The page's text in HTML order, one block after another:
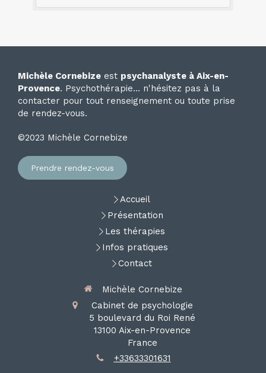
Michèle Cornebize est psychanalyste à Aix-en-
Provence. Psychothérapie... n'hésitez pas à la
contacter pour tout renseignement ou toute prise
de rendez-vous.
©2023 Michèle Cornebize
Prendre rendez-vous
Accueil
Présentation
Les thérapies
Infos pratiques
Contact
Michèle Cornebize
Cabinet de psychologie
5 boulevard du Roi René
13100 Aix-en-Provence
France
+33633301631